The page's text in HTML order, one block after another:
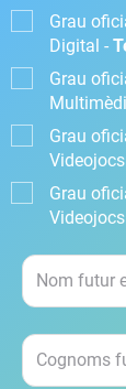
Grau
Digital -
Grau
Grau
Grau